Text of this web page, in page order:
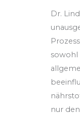
Dr.
sowohl
nur